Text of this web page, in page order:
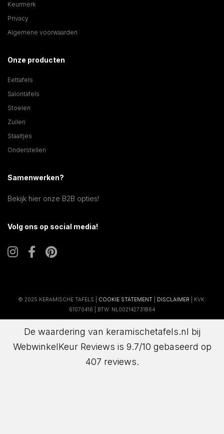
Keurmerk
Privacy
Algemene voorwaarden
Onze producten
Eettafels
Salontafels
Stoelen
Zuilen
Staaltjes
Onderstellen
Samenwerken?
Bekijk hier onze B2B opties!
Volg ons op social media!
© 2025 KERAMISCHE TAFELS | COOKIE STATEMENT DISCLAIMER | KVK:
61070416 | BTW: NL002142731B64
De waardering van keramischetafels.nl bij
WebwinkelKeur Reviews is 9.7/10 gebaseerd op
407 reviews.